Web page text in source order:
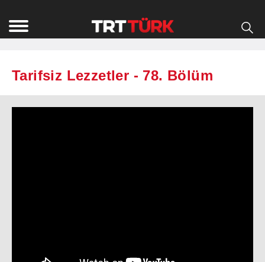
Tarifsiz Lezzetler - 78. Bölüm